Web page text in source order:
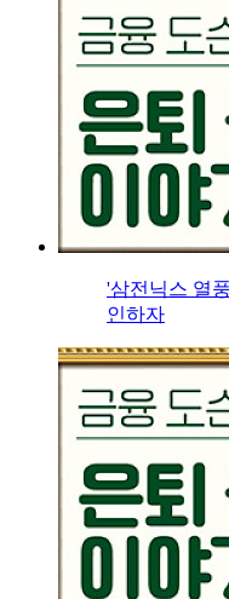
'삼전닉스 열
인하자